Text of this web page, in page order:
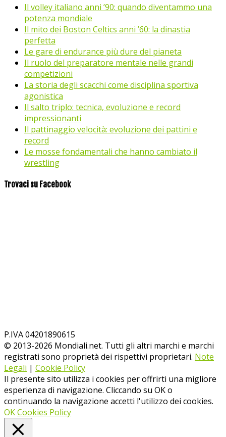
Il volley italiano anni ’90: quando diventammo una
potenza mondiale
Il mito dei Boston Celtics anni ’60: la dinastia
perfetta
Le gare di endurance più dure del pianeta
Il ruolo del preparatore mentale nelle grandi
competizioni
La storia degli scacchi come disciplina sportiva
agonistica
Il salto triplo: tecnica, evoluzione e record
impressionanti
Il pattinaggio velocità: evoluzione dei pattini e
record
Le mosse fondamentali che hanno cambiato il
wrestling
Trovaci su Facebook
P.IVA 04201890615
© 2013-2026 Mondiali.net. Tutti gli altri marchi e marchi
registrati sono proprietà dei rispettivi proprietari. Note
Legali | Cookie Policy
Il presente sito utilizza i cookies per offrirti una migliore
esperienza di navigazione. Cliccando su OK o
continuando la navigazione accetti l'utilizzo dei cookies.
OKCookies Policy